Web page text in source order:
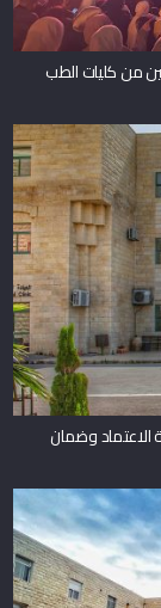
من كليات الطب
وضمان